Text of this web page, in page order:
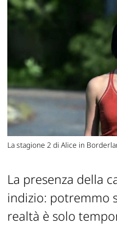
La stagione 2 di Alice in
La presenza della
indizio: potremmo
realtà è solo